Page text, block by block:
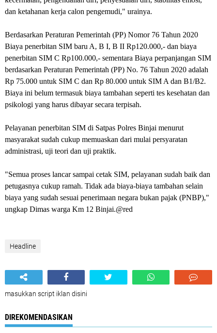
dan ketahanan kerja calon pengemudi," urainya.
Berdasarkan Peraturan Pemerintah (PP) Nomor 76 Tahun 2020
Biaya penerbitan SIM baru A, B I, B II Rp120.000,- dan biaya
penerbitan SIM C Rp100.000,- sementara Biaya perpanjangan SIM
berdasarkan Peraturan Pemerintah (PP) No. 76 Tahun 2020 adalah
Rp 75.000 untuk SIM C dan Rp 80.000 untuk SIM A dan B1/B2.
Biaya ini belum termasuk biaya tambahan seperti tes kesehatan dan
psikologi yang harus dibayar secara terpisah.
Pelayanan penerbitan SIM di Satpas Polres Binjai menurut
masyarakat sudah cukup memuaskan dari mulai persyaratan
administrasi, uji teori dan uji praktik.
"Semua proses lancar sampai cetak SIM, pelayanan sudah baik dan
petugasnya cukup ramah. Tidak ada biaya-biaya tambahan selain
biaya yang sudah sesuai penerimaan negara bukan pajak (PNBP),"
ungkap Dimas warga Km 12 Binjai.@red
Headline
masukkan script iklan disini
DIREKOMENDASIKAN